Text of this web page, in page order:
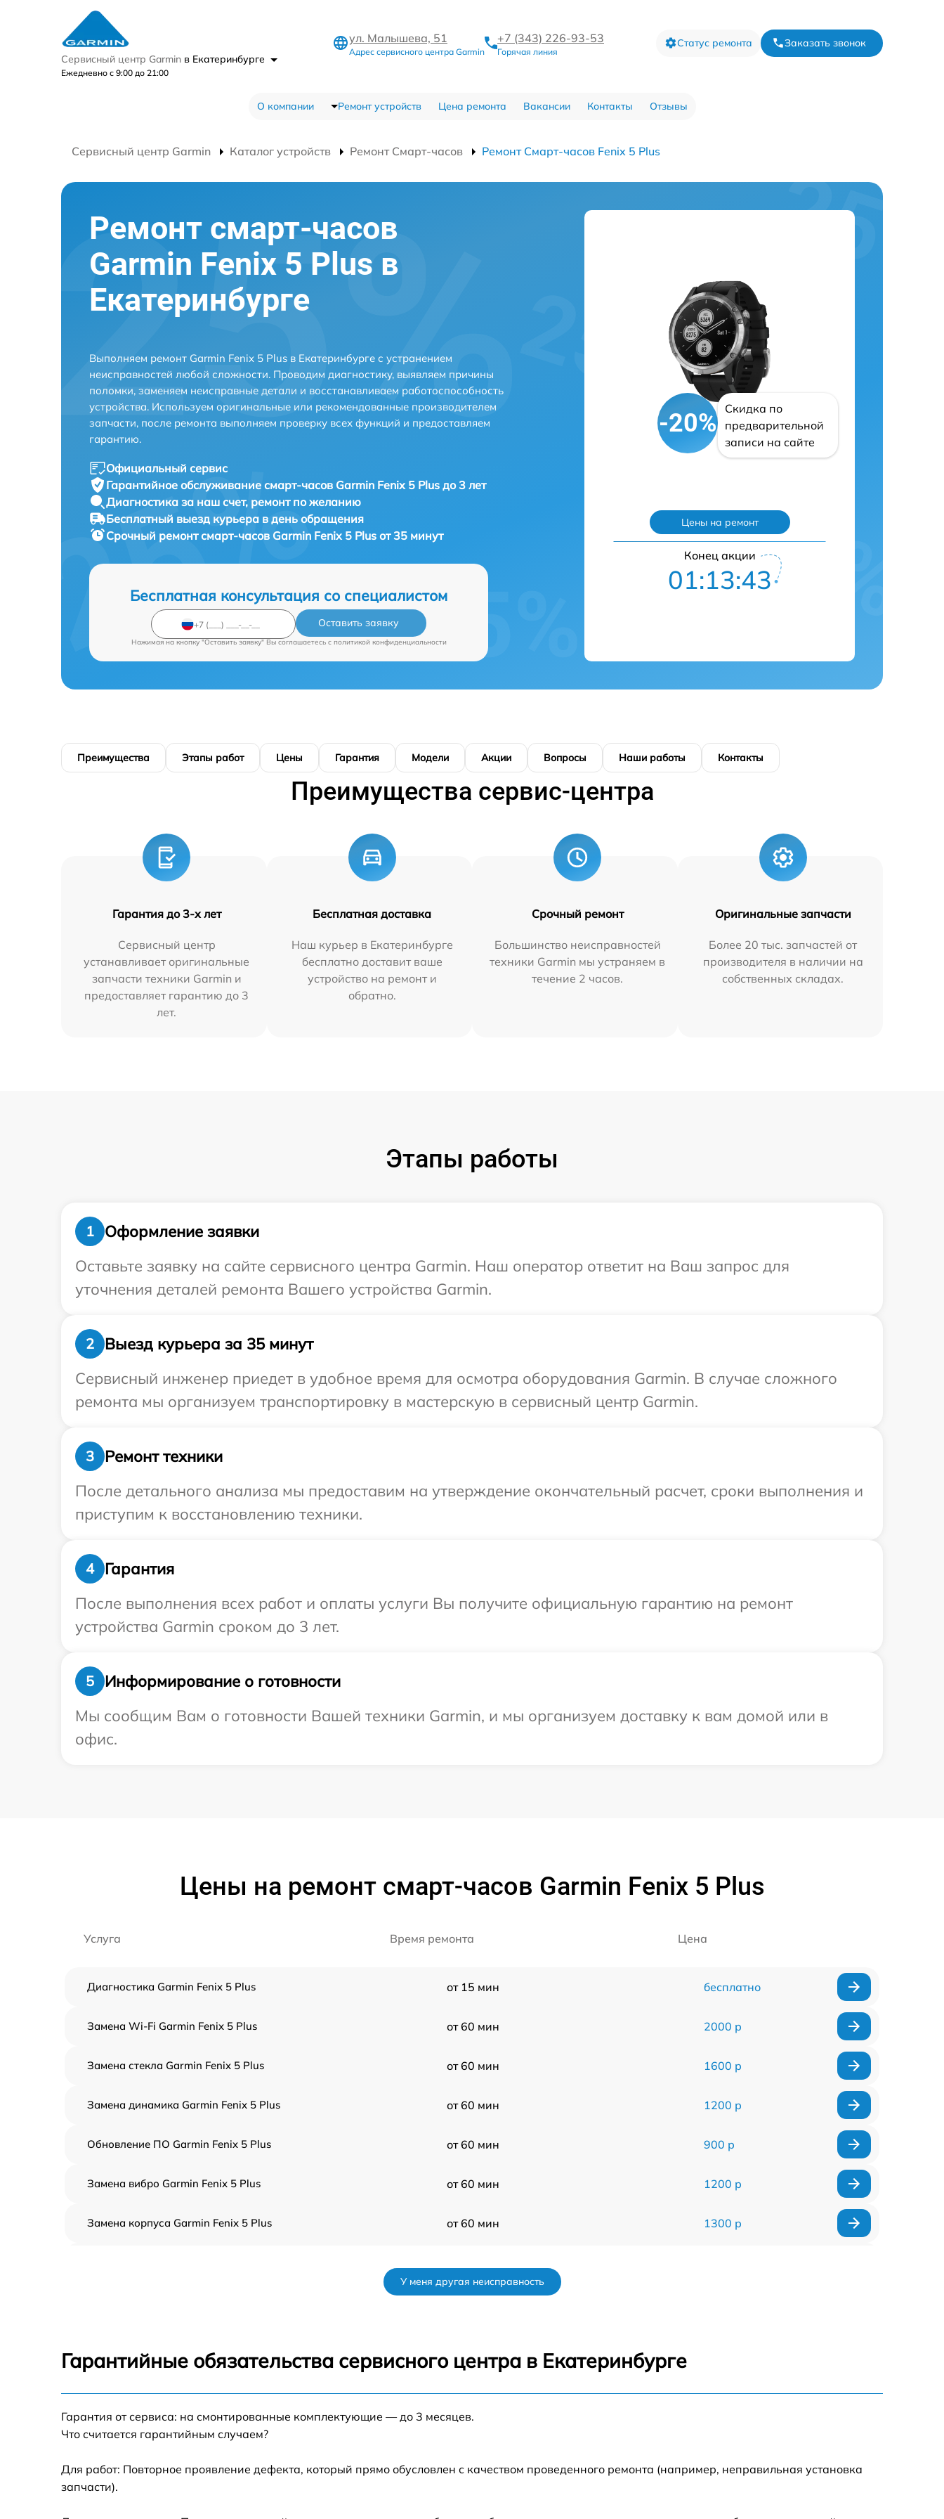
Сервисный центр Garmin в Екатеринбурге
Ежедневно с 9:00 до 21:00
ул. Малышева, 51
Адрес сервисного центра Garmin
+7 (343) 226-93-53
Горячая линия
Статус ремонта Заказать звонок
О компании Ремонт устройств Цена ремонта Вакансии Контакты Отзывы
Сервисный центр Garmin Каталог устройств Ремонт Смарт-часов Ремонт Смарт-часов Fenix 5 Plus
Ремонт смарт-часов
Garmin Fenix 5 Plus в
Екатеринбурге
Выполняем ремонт Garmin Fenix 5 Plus в Екатеринбурге с устранением
неисправностей любой сложности. Проводим диагностику, выявляем причины
поломки, заменяем неисправные детали и восстанавливаем работоспособность
устройства. Используем оригинальные или рекомендованные производителем
запчасти, после ремонта выполняем проверку всех функций и предоставляем
гарантию.
Официальный сервис
Гарантийное обслуживание смарт-часов Garmin Fenix 5 Plus до 3 лет
Диагностика за наш счет, ремонт по желанию
Бесплатный выезд курьера в день обращения
Срочный ремонтсмарт-часов Garmin Fenix 5 Plus от 35 минут
Бесплатная консультация со специалистом
Оставить заявку
Нажимая на кнопку "Оставить заявку" Вы соглашаетесь c политикой конфиденциальности
-20%
Скидка по
предварительной
записи на сайте
Цены на ремонт
Конец акции
01:13:42
Преимущества Этапы работ Цены Гарантия Модели Акции Вопросы Наши работы Контакты
Преимущества сервис-центра
Гарантия до 3-х лет
Сервисный центр
устанавливает оригинальные
запчасти техники Garmin и
предоставляет гарантию до 3
лет.
Бесплатная доставка
Наш курьер в Екатеринбурге
бесплатно доставит ваше
устройство на ремонт и
обратно.
Срочный ремонт
Большинство неисправностей
техники Garmin мы устраняем в
течение 2 часов.
Оригинальные запчасти
Более 20 тыс. запчастей от
производителя в наличии на
собственных складах.
Этапы работы
1
Оформление заявки
Оставьте заявку на сайте сервисного центра Garmin. Наш оператор ответит на Ваш запрос для
уточнения деталей ремонта Вашего устройства Garmin.
2
Выезд курьера за 35 минут
Сервисный инженер приедет в удобное время для осмотра оборудования Garmin. В случае сложного
ремонта мы организуем транспортировку в мастерскую в сервисный центр Garmin.
3
Ремонт техники
После детального анализа мы предоставим на утверждение окончательный расчет, сроки выполнения и
приступим к восстановлению техники.
4
Гарантия
После выполнения всех работ и оплаты услуги Вы получите официальную гарантию на ремонт
устройства Garmin сроком до 3 лет.
5
Информирование о готовности
Мы сообщим Вам о готовности Вашей техники Garmin, и мы организуем доставку к вам домой или в
офис.
Цены на ремонт смарт-часов Garmin Fenix 5 Plus
Услуга Время ремонта Цена
Диагностика Garmin Fenix 5 Plus от 15 мин бесплатно
Замена Wi-Fi Garmin Fenix 5 Plus от 60 мин 2000 р
Замена стекла Garmin Fenix 5 Plus от 60 мин 1600 р
Замена динамика Garmin Fenix 5 Plus от 60 мин 1200 р
Обновление ПО Garmin Fenix 5 Plus от 60 мин 900 р
Замена вибро Garmin Fenix 5 Plus от 60 мин 1200 р
Замена корпуса Garmin Fenix 5 Plus от 60 мин 1300 р
Замена кнопки включения Garmin Fenix 5
от 60 мин
У меня другая неисправность
Гарантийные обязательства сервисного центра в Екатеринбурге
Гарантия от сервиса: на смонтированные комплектующие — до 3 месяцев.
Что считается гарантийным случаем?
Для работ: Повторное проявление дефекта, который прямо обусловлен с качеством проведенного ремонта (например, неправильная установка
запчасти).